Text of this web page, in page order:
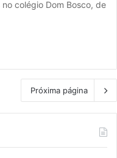
colégio Dom Bosco, de
Próxima página